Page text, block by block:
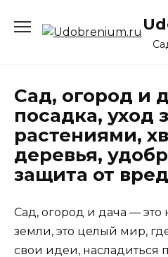
содержанию
Сад, огород и
посадка, уход
растениями,
деревья,
защита от
Сад, огород и дача — это
земли, это целый мир,
свои идеи, насладиться